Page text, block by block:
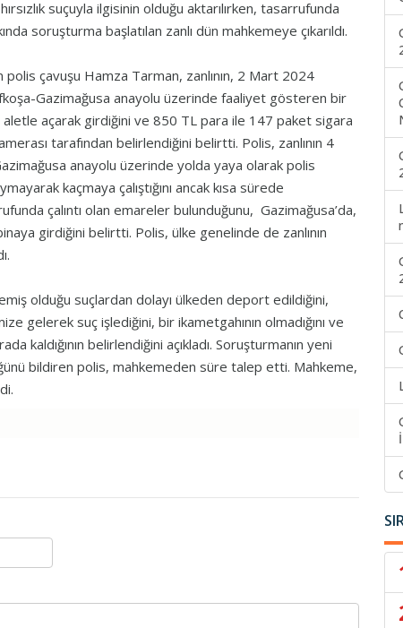
suçuyla ilgisinin olduğu aktarılırken, tasarrufunda
soruşturma başlatılan zanlı dün mahkemeye çıkarıldı.
çavuşu Hamza Tarman, zanlının, 2 Mart 2024
Gazimağusa anayolu üzerinde faaliyet gösteren bir
açarak girdiğini ve 850 TL para ile 147 paket sigara
tarafından belirlendiğini belirtti. Polis, zanlının 4
anayolu üzerinde yolda yaya olarak polis
kaçmaya çalıştığını ancak kısa sürede
çalıntı olan emareler bulunduğunu, Gazimağusa’da,
girdiğini belirtti. Polis, ülke genelinde de zanlının
olduğu suçlardan dolayı ülkeden deport edildiğini,
gelerek suç işlediğini, bir ikametgahının olmadığını ve
kaldığının belirlendiğini açıkladı. Soruşturmanın yeni
bildiren polis, mahkemeden süre talep etti. Mahkeme,